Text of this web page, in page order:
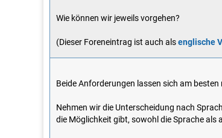
Wie können wir jeweils vorgehen?
(Dieser Foreneintrag ist auch alsenglische
Beide Anforderungen lassen sich am besten
Nehmen wir die Unterscheidung nach
die Möglichkeit gibt, sowohl die Sprache als